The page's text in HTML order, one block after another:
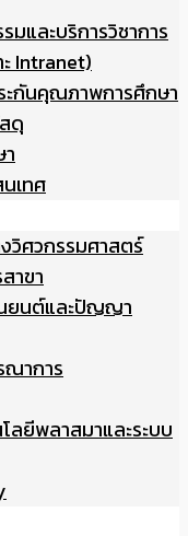
มและบริการวิชาการ
Intranet)
ะกันคุณภาพการศึกษา
ดุ
เทศ
วิศวกรรมศาสตร์
าขา
ยนต์และปัญญา
ณาการ
ลยีพลาสมาและระบบ